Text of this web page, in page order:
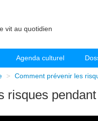
vit au quotidien
Agenda culturel
> Comment prévenir les
risques